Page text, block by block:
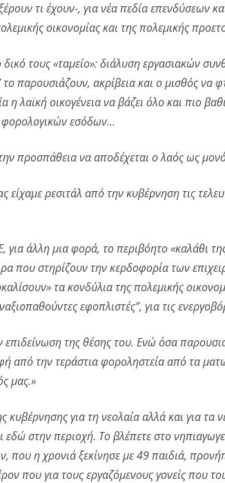
τι έχουν-, για νέα πεδία επενδύσεων
οικονομίας και της πολεμικής
τους «ταμείο»: διάλυση εργασιακών
το παρουσιάζουν, ακρίβεια και ο μισθός να
η λαϊκή οικογένεια να βάζει όλο και πιο
φορολογικών εσόδων…
προσπάθεια να αποδέχεται ο λαός ως
είχαμε ρεσιτάλ από την κυβέρνηση τις
άλλη μια φορά, το περιβόητο «καλάθι
που στηρίζουν την κερδοφορία των
τα κονδύλια της πολεμικής
εφοπλιστές”, για τις
της θέσης του. Ενώ όσα
από την τεράστια φοροληστεία από τα
μας.»
κυβέρνησης για τη νεολαία αλλά και για τα
εδώ στην περιοχή. Το βλέπετε στο
που η χρονιά ξεκίνησε με 49 παιδιά,
που για τους εργαζόμενους γονείς που